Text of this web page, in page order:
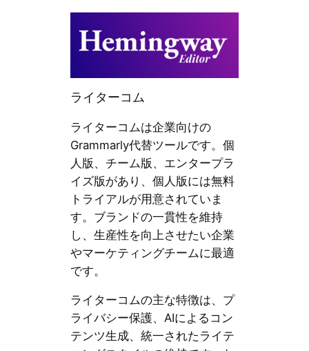
ライターコム
ライターコムは企業向けの
Grammarly代替ツールです。個
人版、チーム版、エンタープラ
イズ版があり、個人版には無料
トライアルが用意されていま
す。ブランドの一貫性を維持
し、生産性を向上させたい企業
やマーケティングチームに最適
です。
ライターコムの主な特徴は、プ
ライバシー保護、AIによるコン
テンツ生成、統一されたライテ